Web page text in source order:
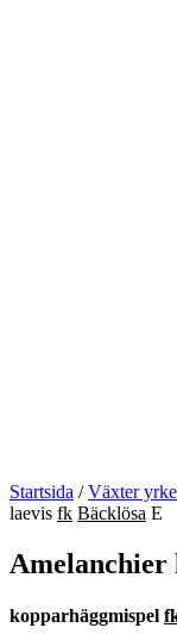
Startsida /Växter
laevis fk Bäcklösa E
Amelanchier
kopparhäggmispel